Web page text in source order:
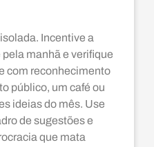
Incentive a
manhã e verifique
com reconhecimento
público, um café ou
ideias do mês. Use
de sugestões e
que mata